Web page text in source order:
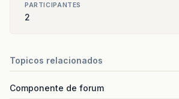
PARTICIPANTES
2
Topicos relacionados
Componente de forum